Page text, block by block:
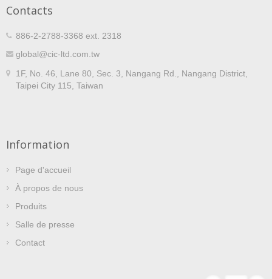
Contacts
886-2-2788-3368 ext. 2318
global@cic-ltd.com.tw
1F, No. 46, Lane 80, Sec. 3, Nangang Rd., Nangang District,
Taipei City 115, Taiwan
Information
Page d'accueil
À propos de nous
Produits
Salle de presse
Contact